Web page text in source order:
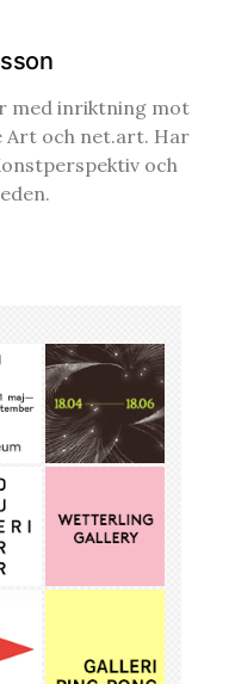
med inriktning mot
Art och net.art. Har
och